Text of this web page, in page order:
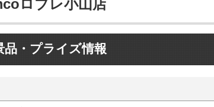
ロブレ小山店
品・プライズ情報